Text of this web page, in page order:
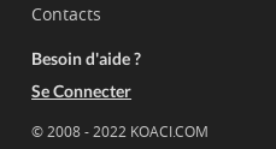
Contacts
Besoin d'aide ?
Se Connecter
© 2008 - 2022 KOACI.COM